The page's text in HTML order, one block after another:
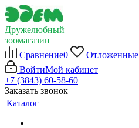
Дружелюбный
зоомагазин
Сравнение0 Отложенные
ВойтиМой кабинет
+7 (3843) 60-58-60
Заказать звонок
Каталог